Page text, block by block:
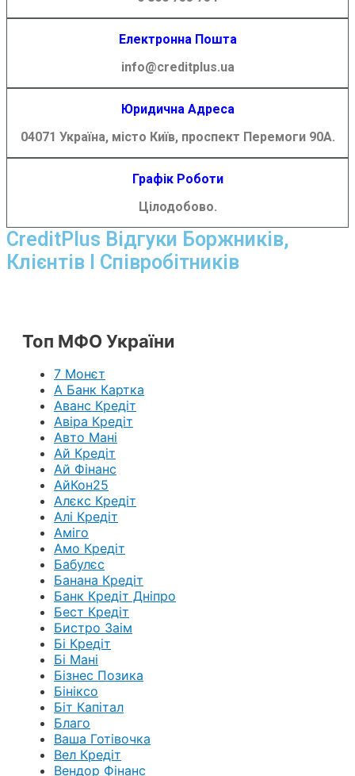
Електронна Пошта
info@creditplus.ua
Юридична Адреса
04071 Україна, місто Київ, проспект Перемоги 90А.
Графік Роботи
Цілодобово.
CreditPlus Відгуки Боржників,
Клієнтів І Співробітників
Топ МФО України
7 Монєт
А Банк Картка
Аванс Кредіт
Авіра Кредіт
Авто Мані
Ай Кредіт
Ай Фінанс
АйКон25
Алєкс Кредіт
Алі Кредіт
Аміго
Амо Кредіт
Бабулєс
Банана Кредіт
Банк Кредіт Дніпро
Бест Кредіт
Бистро Заім
Бі Кредіт
Бі Мані
Бізнес Позика
Бініксо
Біт Капітал
Благо
Ваша Готівочка
Вел Кредіт
Вендор Фінанс